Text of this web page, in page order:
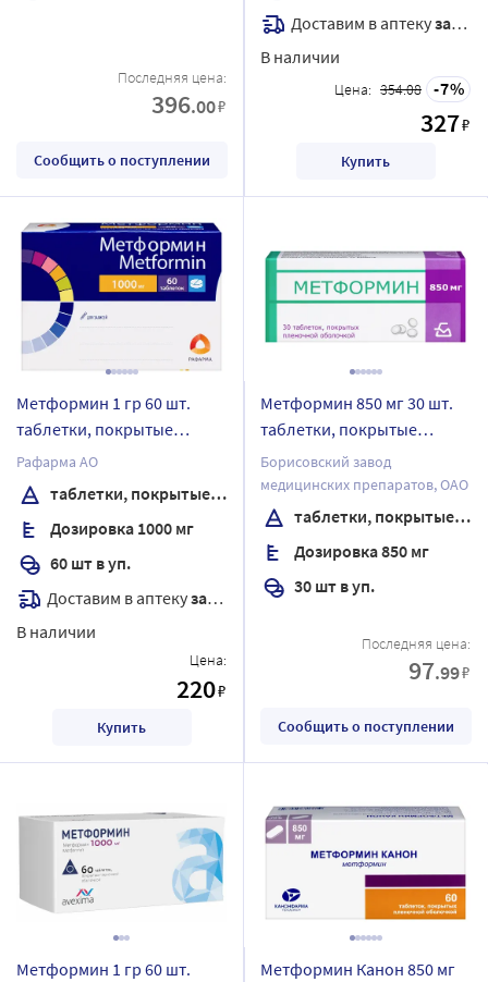
Последняя цена:
396.00₽
Сообщить о поступлении
Доставим в аптекузавтра
В наличии
Цена: 354.08 7
327₽
Купить
Метформин 1 гр 60 шт.
таблетки, покрытые
пленочной оболочкой
Рафарма АО
таблетки, покрытые пленочной оболочкой
Дозировка 1000 мг
60 шт в уп.
Доставим в аптекузавтра
В наличии
Цена:
220₽
Купить
Метформин 850 мг 30 шт.
таблетки, покрытые
пленочной оболочкой
Борисовский завод
медицинских препаратов, ОАО
таблетки, покрытые пленочной оболочкой
Дозировка 850 мг
30 шт в уп.
Последняя цена:
97.99₽
Сообщить о поступлении
Метформин 1 гр 60 шт.
Метформин Канон 850 мг